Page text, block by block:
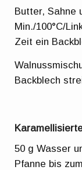
Butter, Sahne
Min./100°C/
Zeit ein
Backblech
50 g Wasser
Pfanne bis